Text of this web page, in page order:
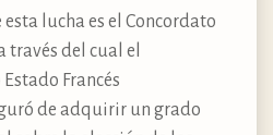
lucha es el Concordato
través del cual el
Francés
de adquirir un grado